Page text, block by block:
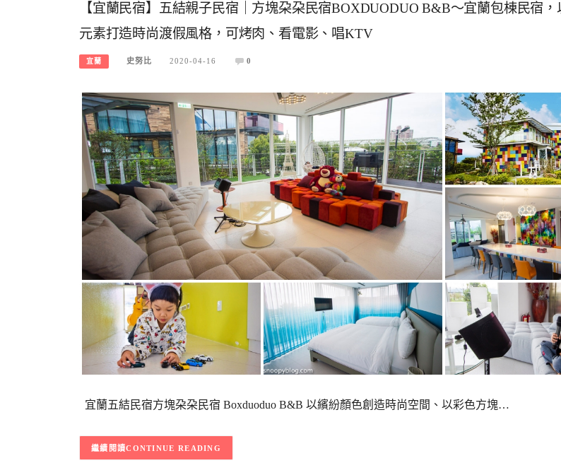
【宜蘭民宿】五結親子民宿｜方塊朶朶民宿BOXDUODUO B&B～宜蘭包棟民宿
元素打造時尚渡假風格，可烤肉、看電影、唱KTV
宜蘭 史努比 2020-04-16 0
宜蘭五結民宿方塊朶朶民宿 Boxduoduo B&B 以繽紛顏色創造時尚空間、以彩色方塊…
CONTINUE READING